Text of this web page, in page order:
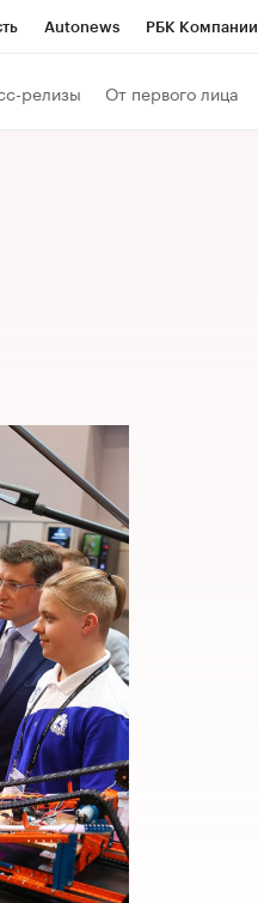
Autonews РБК Компании
релизы От первого лица